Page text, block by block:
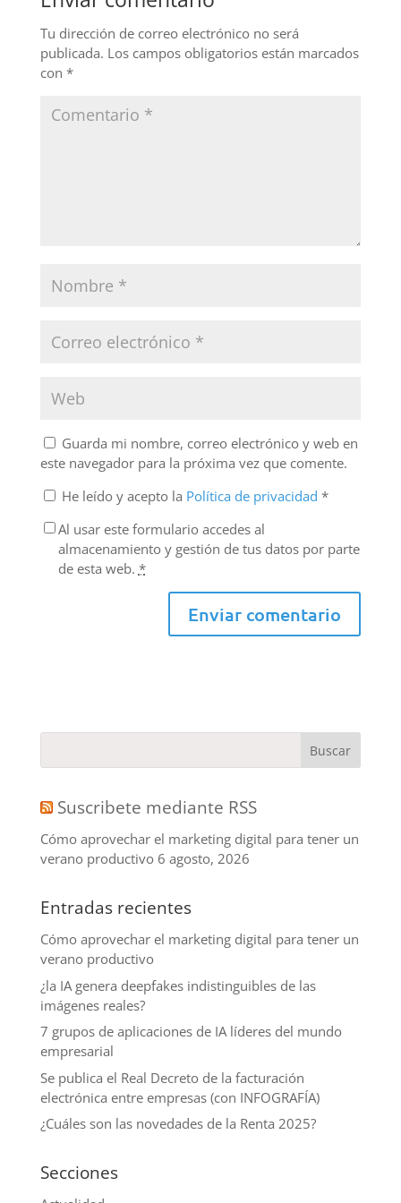
o
o
k
n
Tu dirección de correo electrónico no será
publicada. Los campos obligatorios están marcados
con *
Guarda mi nombre, correo electrónico y web en
este navegador para la próxima vez que comente.
He leído y acepto la Política de privacidad *
Al usar este formulario accedes al
almacenamiento y gestión de tus datos por parte
de esta web. *
Suscribete mediante RSS
Cómo aprovechar el marketing digital para tener un
verano productivo 6 agosto, 2026
Entradas recientes
Cómo aprovechar el marketing digital para tener un
verano productivo
¿la IA genera deepfakes indistinguibles de las
imágenes reales?
7 grupos de aplicaciones de IA líderes del mundo
empresarial
Se publica el Real Decreto de la facturación
electrónica entre empresas (con INFOGRAFÍA)
¿Cuáles son las novedades de la Renta 2025?
Secciones